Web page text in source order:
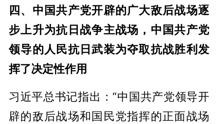
四、中国共产党开辟的广大敌后战场逐
步上升为抗日战争主战场，中国共产党
领导的人民抗日武装为夺取抗战胜利发
挥了决定性作用
习近平总书记指出：“中国共产党领导开
辟的敌后战场和国民党指挥的正面战场